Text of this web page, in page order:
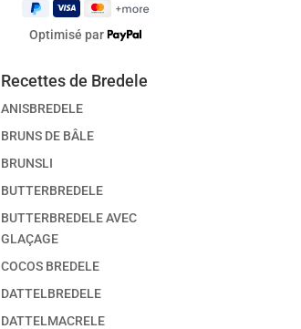
Optimisé par
Recettes de Bredele
ANISBREDELE
BRUNS DE BÂLE
BRUNSLI
BUTTERBREDELE
BUTTERBREDELE AVEC
GLAÇAGE
COCOS BREDELE
DATTELBREDELE
DATTELMACRELE